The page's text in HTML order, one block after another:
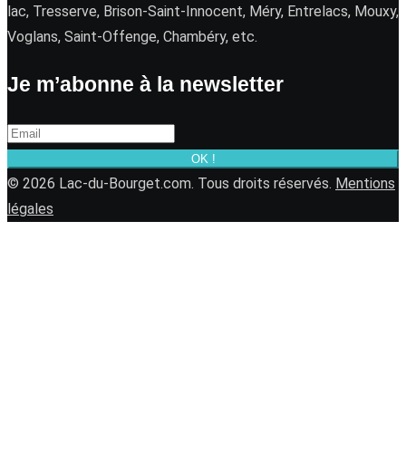
lac, Tresserve, Brison-Saint-Innocent, Méry, Entrelacs, Mouxy,
Voglans, Saint-Offenge, Chambéry, etc.
Je m’abonne à la newsletter
OK !
© 2026 Lac-du-Bourget.com. Tous droits réservés. Mentions
légales